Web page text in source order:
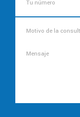
Motivo de la